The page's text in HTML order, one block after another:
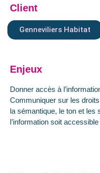
Client
Genneviliers Habitat
Enjeux
Donner accès à
Communiquer sur les
la sémantique, le ton et les
l’information soit